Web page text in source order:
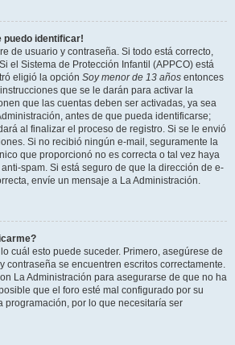
puedo identificar!
de usuario y contraseña. Si todo está correcto,
el Sistema de Protección Infantil (APPCO) está
eligió la opción Soy menor de 13 años entonces
que se le darán para activar la
que las cuentas deben ser activadas, ya sea
antes de que pueda identificarse;
al finalizar el proceso de registro. Si se le envió
Si no recibió ningún e-mail, seguramente la
que proporcionó no es correcta o tal vez haya
spam. Si está seguro de que la dirección de e-
envíe un mensaje a La Administración.
cuál esto puede suceder. Primero, asegúrese de
contraseña se encuentren escritos correctamente.
La Administración para asegurarse de que no ha
que el foro esté mal configurado por su
programación, por lo que necesitaría ser